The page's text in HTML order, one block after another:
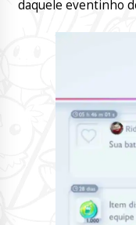
daquele eventinho